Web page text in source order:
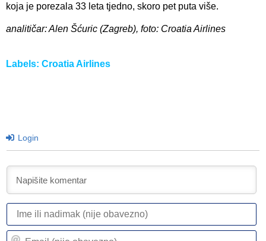
koja je porezala 33 leta tjedno, skoro pet puta više.
analitičar: Alen Šćuric (Zagreb), foto: Croatia Airlines
Labels: Croatia Airlines
Login